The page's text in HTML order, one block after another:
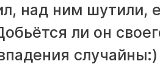
над ним шутили,
ли он
случайны:)